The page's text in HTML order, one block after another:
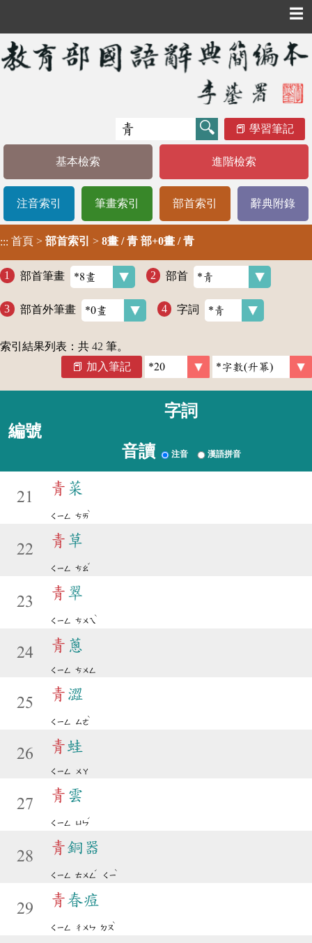
☰
學習筆記
基本檢索 進階檢索
注音索引 筆畫索引 部首索引 辭典附錄
::: 首頁 > 部首索引 > 8畫 / 青 部+0畫 / 青
部首筆畫 部首
部首外筆畫 字詞
索引結果列表：共 42 筆。
加入筆記
編號
字詞
音讀 注音 漢語拼音
21
青 菜
ㄑㄧㄥ ㄘㄞ
ˋ
22
青 草
ㄑㄧㄥ ㄘㄠ
ˇ
23
青 翠
ㄑㄧㄥ ㄘㄨㄟ
ˋ
24 青 蔥
ㄑㄧㄥ ㄘㄨㄥ
25
青 澀
ㄑㄧㄥ ㄙㄜ
ˋ
26 青蛙
ㄑㄧㄥ ㄨㄚ
27
青 雲
ㄑㄧㄥ ㄩㄣ
ˊ
28
青銅器
ㄑㄧㄥ ㄊㄨㄥ
ˊ
ㄑㄧ
ˋ
29
青春痘
ㄑㄧㄥ ㄔㄨㄣ ㄉㄡ
ˋ